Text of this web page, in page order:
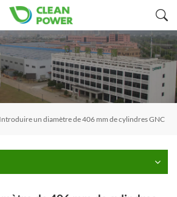
Introduire un diamètre de 406 mm de cylindres GNC